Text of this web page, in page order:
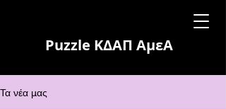
Puzzle ΚΔΑΠ ΑμεΑ
Τα νέα μας